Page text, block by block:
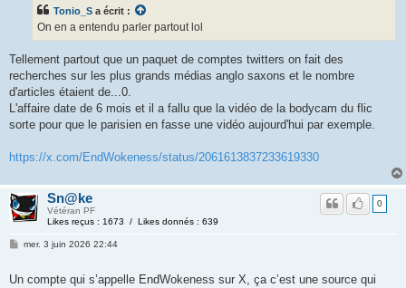
Tonio_S a écrit :
On en a entendu parler partout lol
Tellement partout que un paquet de comptes twitters on fait des
recherches sur les plus grands médias anglo saxons et le nombre
d'articles étaient de...0.
L'affaire date de 6 mois et il a fallu que la vidéo de la bodycam du flic
sorte pour que le parisien en fasse une vidéo aujourd'hui par exemple.
https://x.com/EndWokeness/status/2061613837233619330
Sn@ke
Vétéran PF
Likes reçus : 1673 / Likes donnés : 639
0
mer. 3 juin 2026 22:44
Un compte qui s’appelle EndWokeness sur X, ça c’est une source qui